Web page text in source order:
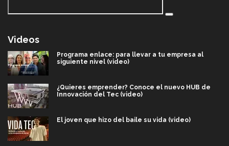
Videos
Programa enlace: para llevar a tu empresa al
siguiente nivel (video)
¿Quieres emprender? Conoce el nuevo HUB de
Innovación del Tec (video)
El joven que hizo del baile su vida (video)